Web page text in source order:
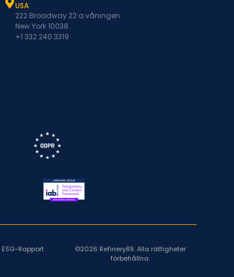
USA
222 Broadway 22:a våningen
New York 10038
+1 332 240 3319
ESG-Rapport
©2026 Refinery89. Alla rättigheter
förbehållna.